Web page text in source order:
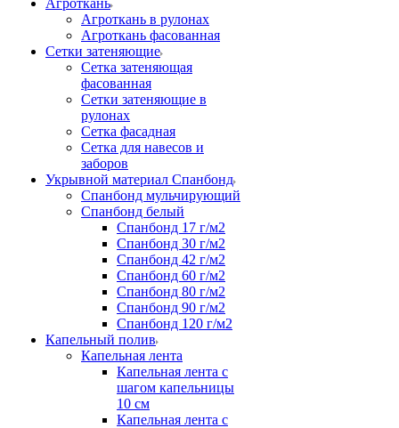
Агроткань
Агроткань в рулонах
Агроткань фасованная
Сетки затеняющие
Сетка затеняющая
фасованная
Сетки затеняющие в
рулонах
Сетка фасадная
Сетка для навесов и
заборов
Укрывной материал Спанбонд
Спанбонд мульчирующий
Спанбонд белый
Спанбонд 17 г/м2
Спанбонд 30 г/м2
Спанбонд 42 г/м2
Спанбонд 60 г/м2
Спанбонд 80 г/м2
Спанбонд 90 г/м2
Спанбонд 120 г/м2
Капельный полив
Капельная лента
Капельная лента с
шагом капельницы
10 см
Капельная лента с